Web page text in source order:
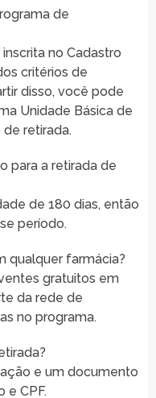
de
no Cadastro
critérios de
disso, você pode
Unidade Básica de
retirada.
para a retirada de
de 180 dias, então
período.
qualquer farmácia?
gratuitos em
da rede de
no programa.
e um documento
e CPF.